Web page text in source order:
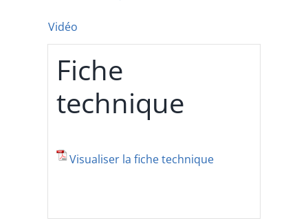
Vidéo
Fiche
technique
Visualiser la fiche technique